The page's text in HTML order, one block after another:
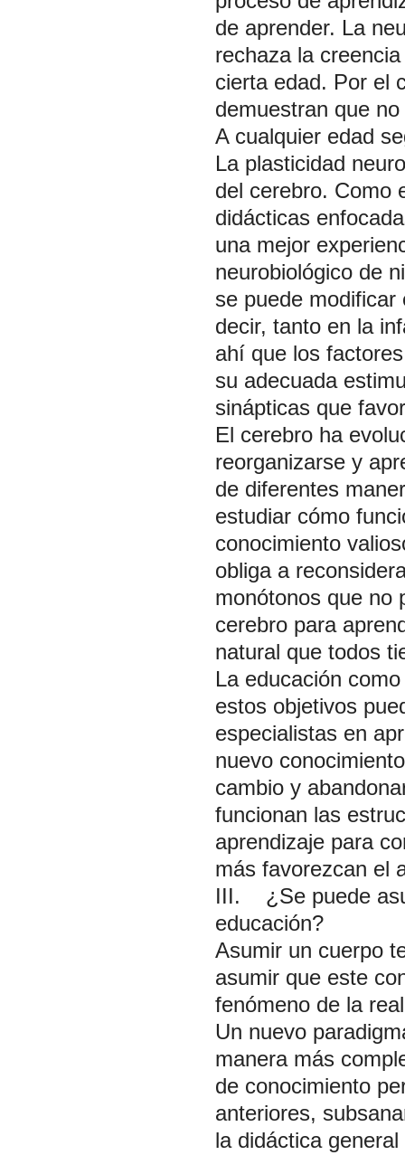
de aprender. La
rechaza la
cierta edad. Por el
demuestran que
A cualquier edad
La plasticidad
del cerebro. Como
didácticas
una mejor
neurobiológico de
se puede
decir, tanto en la
ahí que los
su adecuada
sinápticas que
El cerebro ha
reorganizarse y
de diferentes
estudiar cómo
conocimiento
obliga a
monótonos que no
cerebro para
natural que todos
La educación
estos objetivos
especialistas en
nuevo
cambio y
funcionan las
aprendizaje para
más favorezcan el
III. ¿Se puede
educación?
Asumir un cuerpo
asumir que este
fenómeno de la
Un nuevo
manera más
de conocimiento
anteriores,
la didáctica